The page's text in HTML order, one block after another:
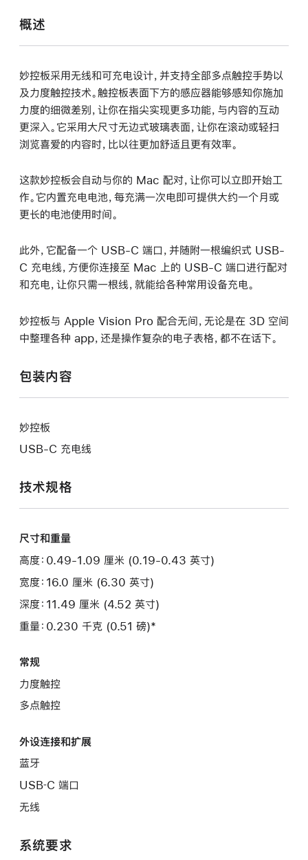
概述
妙控板采用无线和可充电设计，并支持全部多点触控手势以
及力度触控技术。触控板表面下方的感应器能够感知你施加
力度的细微差别，让你在指尖实现更多功能，与内容的互动
更深入。它采用大尺寸无边式玻璃表面，让你在滚动或轻扫
浏览喜爱的内容时，比以往更加舒适且更有效率。
这款妙控板会自动与你的 Mac 配对，让你可以立即开始工
作。它内置充电电池，每充满一次电即可提供大约一个月或
更长的电池使用时间。
此外，它配备一个 USB-C 端口，并随附一根编织式 USB-
C 充电线，方便你连接至 Mac 上的 USB-C 端口进行配对
和充电，让你只需一根线，就能给各种常用设备充电。
妙控板与 Apple Vision Pro 配合无间，无论是在 3D 空间
中整理各种 app，还是操作复杂的电子表格，都不在话下。
包装内容
妙控板
USB-C 充电线
技术规格
尺寸和重量
高度：0.49-1.09 厘米 (0.19-0.43 英寸)
宽度：16.0 厘米 (6.30 英寸)
深度：11.49 厘米 (4.52 英寸)
重量：0.230 千克 (0.51 磅)*
常规
力度触控
多点触控
外设连接和扩展
蓝牙
USB‑C 端口
无线
系统要求